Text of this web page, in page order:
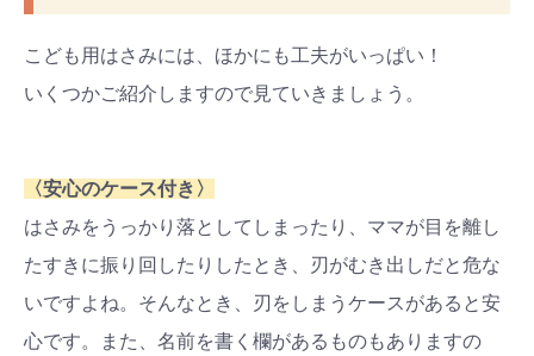
こども用はさみには、ほかにも工夫がいっぱい！
いくつかご紹介しますので見ていきましょう。
〈安心のケース付き〉
はさみをうっかり落としてしまったり、ママが目を離し
たすきに振り回したりしたとき、刃がむき出しだと危な
いですよね。そんなとき、刃をしまうケースがあると安
心です。また、名前を書く欄があるものもありますの